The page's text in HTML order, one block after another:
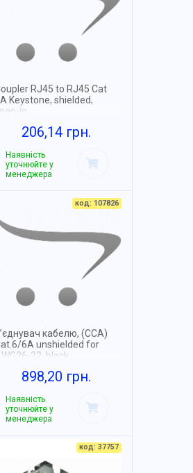
RJ45 to RJ45 Cat
Keystone, shielded,
in
206,14 грн.
Наявність
уточнюйте у
менеджера
код: 107826
кабелю, (CCA)
6A unshielded for
22, black
898,20 грн.
Наявність
уточнюйте у
менеджера
код: 37757